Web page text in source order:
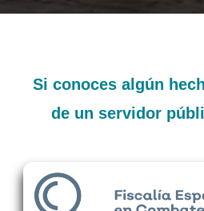
Si conoces algún
de un servidor